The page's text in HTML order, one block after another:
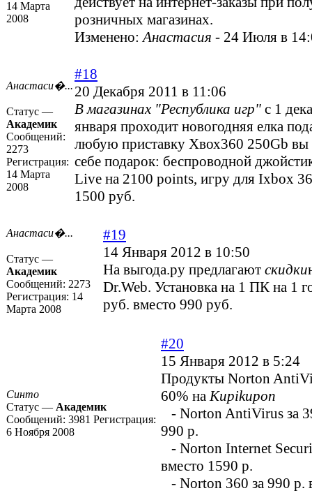
14 Марта
2008
розничных магазинах.
Изменено:Анастасия - 24 Июля в
Анастаси�...
Статус —
Академик
Сообщений:
2273
Регистрация:
14 Марта
2008
#18
20 Декабря 2011 в 11:06
В магазинах "Республика игр" с 1
января проходит новогодняя елка
любую приставку Хвох360 250Gb вы
себе подарок: беспроводной
Live на 2100 points, игру для Ixbox
1500 руб.
Анастаси�...
Статус —
Академик
Сообщений: 2273
Регистрация: 14
Марта 2008
#19
14 Января 2012 в 10:50
На выгода.ру предлагают скидки
Dr.Web. Установка на 1 ПК на 1
руб. вместо 990 руб.
Синто
Статус — Академик
Сообщений: 3981 Регистрация:
6 Ноября 2008
#20
15 Января 2012 в 5:24
Продукты Norton
60% наKupikupon
- Norton AntiVirus за
990 р.
- Norton Internet
вместо 1590 р.
- Norton 360 за 990 р.